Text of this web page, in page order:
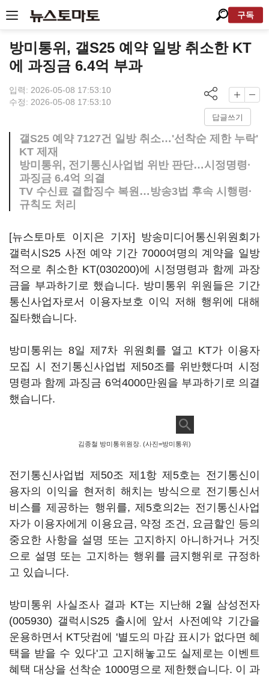
구독
방미통위, 갤S25 예약 일방 취소한 KT
에 과징금 6.4억 부과
입력: 2026-05-08 17:53:10
수정: 2026-05-08 17:53:10
답글쓰기
갤S25 예약 7127건 일방 취소…'선착순 제한 누락'
KT 제재
방미통위, 전기통신사업법 위반 판단…시정명령·
과징금 6.4억 의결
TV 수신료 결합징수 복원…방송3법 후속 시행령·
규칙도 처리
[뉴스토마토 이지은 기자] 방송미디어통신위원회가
갤럭시S25 사전 예약 기간 7000여명의 계약을 일방
적으로 취소한 KT(030200)에 시정명령과 함께 과장
금을 부과하기로 했습니다. 방미통위 위원들은 기간
통신사업자로서 이용자보호 이익 저해 행위에 대해
질타했습니다.
방미통위는 8일 제7차 위원회를 열고 KT가 이용자
모집 시 전기통신사업법 제50조를 위반했다며 시정
명령과 함께 과징금 6억4000만원을 부과하기로 의결
했습니다.
김종철 방미통위원장. (사진=방미통위)
전기통신사업법 제50조 제1항 제5호는 전기통신이
용자의 이익을 현저히 해치는 방식으로 전기통신서
비스를 제공하는 행위를, 제5호의2는 전기통신사업
자가 이용자에게 이용요금, 약정 조건, 요금할인 등의
중요한 사항을 설명 또는 고지하지 아니하거나 거짓
으로 설명 또는 고지하는 행위를 금지행위로 규정하
고 있습니다.
방미통위 사실조사 결과 KT는 지난해 2월 삼성전자
(005930) 갤럭시S25 출시에 앞서 사전예약 기간을
운용하면서 KT닷컴에 '별도의 마감 표시가 없다면 혜
택을 받을 수 있다'고 고지해놓고도 실제로는 이벤트
혜택 대상을 선착순 1000명으로 제한했습니다. 이 과